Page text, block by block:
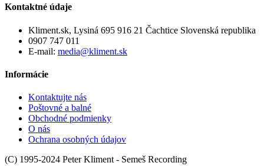
Kontaktné údaje
Kliment.sk, Lysiná 695 916 21 Čachtice Slovenská republika
0907 747 011
E-mail: media@kliment.sk
Informácie
Kontaktujte nás
Poštovné a balné
Obchodné podmienky
O nás
Ochrana osobných údajov
(C) 1995-2024 Peter Kliment - Semeš Recording